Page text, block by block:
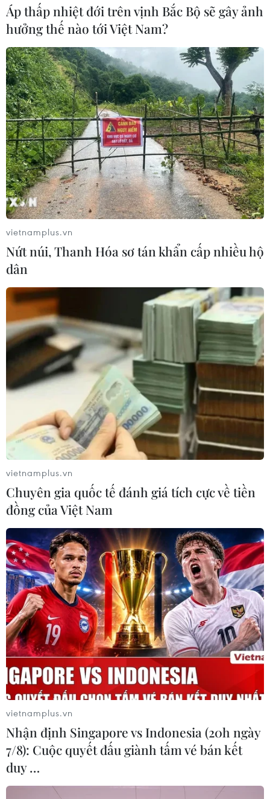
thể đã tấn công thư điện tử của các quan chức Đảng
Dân Chủ để can thiệp vào cuộc bầu cử Tổng thống Mỹ
hồi năm 2016.
Áp thấp nhiệt đới trên vịnh Bắc Bộ sẽ gây ảnh
hưởng thế nào tới Việt Nam?
vietnamplus.vn
Nứt núi, Thanh Hóa sơ tán khẩn cấp nhiều hộ
dân
vietnamplus.vn
Chuyên gia quốc tế đánh giá tích cực về tiền
đồng của Việt Nam
vietnamplus.vn
Nhận định Singapore vs Indonesia (20h ngày
7/8): Cuộc quyết đấu giành tấm vé bán kết
duy …